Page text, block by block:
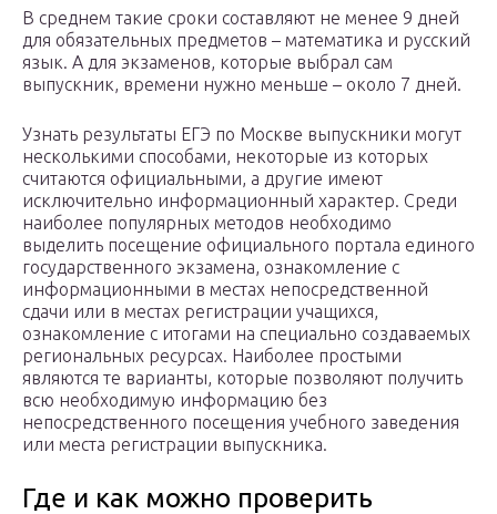
В среднем такие сроки составляют не менее 9 дней
для обязательных предметов – математика и русский
язык. А для экзаменов, которые выбрал сам
выпускник, времени нужно меньше – около 7 дней.
Узнать результаты ЕГЭ по Москве выпускники могут
несколькими способами, некоторые из которых
считаются официальными, а другие имеют
исключительно информационный характер. Среди
наиболее популярных методов необходимо
выделить посещение официального портала единого
государственного экзамена, ознакомление с
информационными в местах непосредственной
сдачи или в местах регистрации учащихся,
ознакомление с итогами на специально создаваемых
региональных ресурсах. Наиболее простыми
являются те варианты, которые позволяют получить
всю необходимую информацию без
непосредственного посещения учебного заведения
или места регистрации выпускника.
Где и как можно проверить